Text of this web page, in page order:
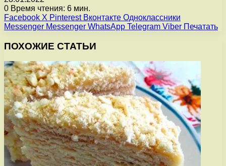
0 Время чтения: 6 мин.
Facebook X Pinterest Вконтакте Одноклассники
Messenger Messenger WhatsApp Telegram Viber Печатать
ПОХОЖИЕ СТАТЬИ